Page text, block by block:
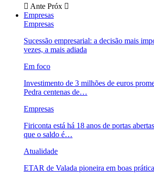
Ante Próx
Empresas
Empresas
Sucessão empresarial: a decisão mais
vezes, a mais adiada
Em foco
Investimento de 3 milhões de euros
Pedra centenas de…
Empresas
Firiconta está há 18 anos de portas
que o saldo é…
Atualidade
ETAR de Valada pioneira em boas